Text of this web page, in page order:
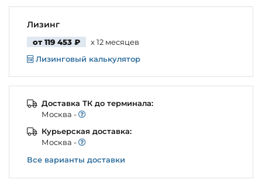
Лизинг
от 119 453 ₽
x 12 месяцев
Лизинговый калькулятор
Доставка ТК до терминала:
Моcква -
Курьерская доставка:
Моcква -
Все варианты доставки